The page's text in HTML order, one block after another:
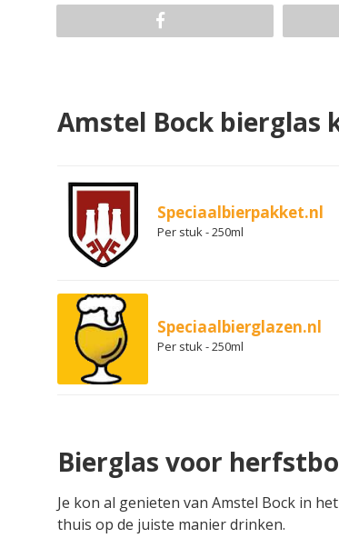
Amstel Bock bierglas
Speciaalbierpakket.nl
Per stuk - 250ml
Speciaalbierglazen.nl
Per stuk - 250ml
Bierglas voor
Je kon al genieten van Amstel Bock in
thuis op de juiste manier drinken.